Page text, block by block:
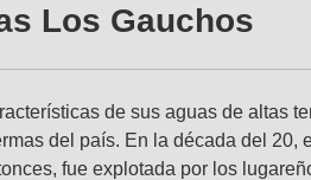
Los Gauchos
de sus aguas de altas
del país. En la década del 20,
fue explotada por los